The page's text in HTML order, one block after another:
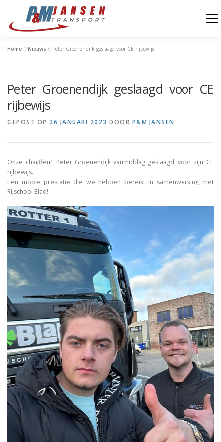
inhoud
Menu
Home »Nieuws »Peter Groenendijk geslaagd voor CE rijbewijs
Peter Groenendijk geslaagd voor CE
rijbewijs
GEPOST OP 26 JANUARI 2023 DOOR P&M JANSEN
Onze chauffeur Peter Groenendijk vanmiddag geslaagd voor zijn CE
rijbewijs.
Een mooie prestatie die we hebben bereikt in samenwerking met
Rijschool Blad!